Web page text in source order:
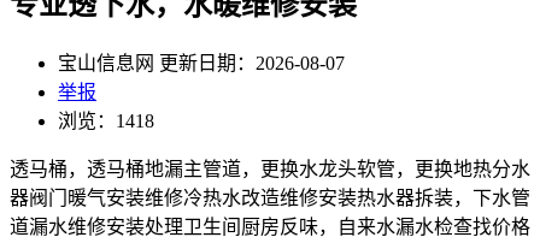
宝山信息网 更新日期：2026-08-07
举报
浏览：1418
透马桶，透马桶地漏主管道，更换水龙头软管，更换地热分水
器阀门暖气安装维修冷热水改造维修安装热水器拆装，下水管
道漏水维修安装处理卫生间厨房反味，自来水漏水检查找价格